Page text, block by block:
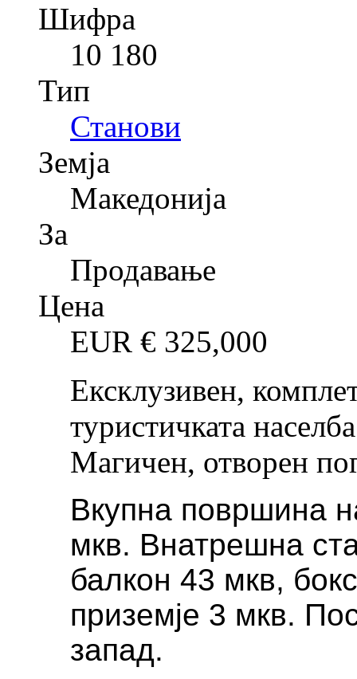
Шифра
10 180
Тип
Станови
Земја
Македонија
За
Продавање
Цена
EUR € 325,000
Ексклузивен,
туристичката
Магичен, отворен
Вкупна површина
мкв. Внатрешна
балкон 43 мкв,
приземје 3 мкв.
запад.